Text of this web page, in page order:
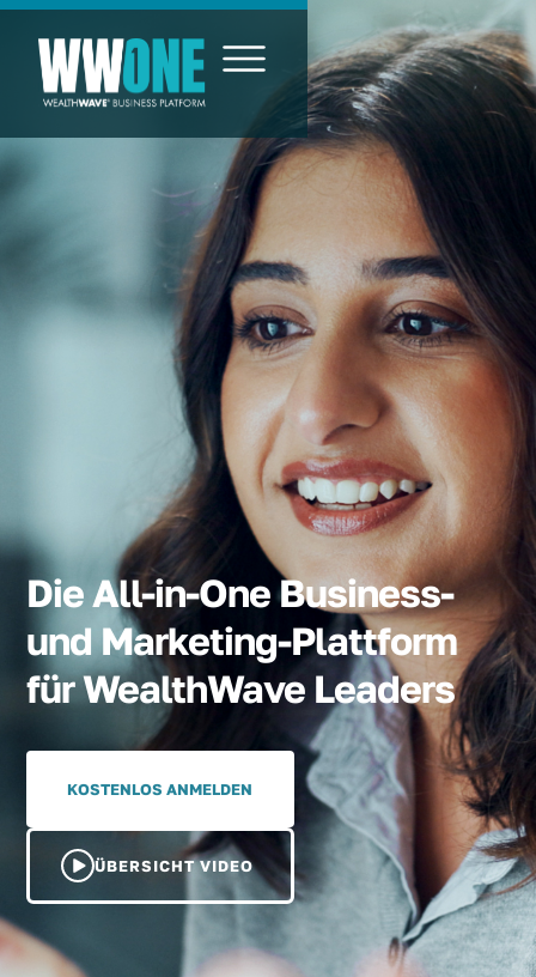
Die All-in-One Business-
und Marketing-Plattform
für WealthWave Leaders
KOSTENLOS ANMELDEN
ÜBERSICHT VIDEO